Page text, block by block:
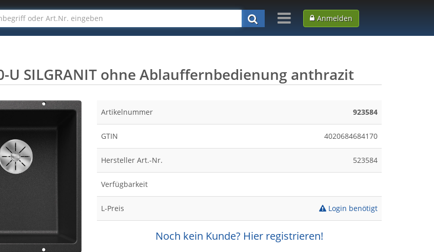
Anmelden
U SILGRANIT ohne Ablauffernbedienung anthrazit
Artikelnummer 923584
GTIN 4020684684170
Hersteller Art.-Nr. 523584
Verfügbarkeit
L-Preis Login benötigt
Noch kein Kunde? Hier registrieren!